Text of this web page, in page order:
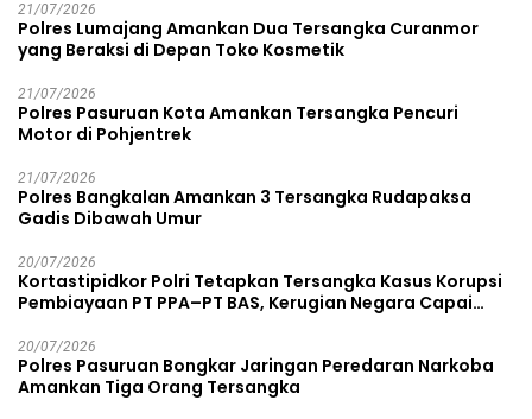
21/07/2026
Polres Lumajang Amankan Dua Tersangka Curanmor
yang Beraksi di Depan Toko Kosmetik
21/07/2026
Polres Pasuruan Kota Amankan Tersangka Pencuri
Motor di Pohjentrek
21/07/2026
Polres Bangkalan Amankan 3 Tersangka Rudapaksa
Gadis Dibawah Umur
20/07/2026
Kortastipidkor Polri Tetapkan Tersangka Kasus Korupsi
Pembiayaan PT PPA–PT BAS, Kerugian Negara Capai
20/07/2026
Polres Pasuruan Bongkar Jaringan Peredaran Narkoba
Amankan Tiga Orang Tersangka